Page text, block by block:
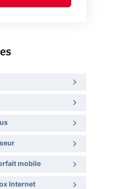
mobile
Internet